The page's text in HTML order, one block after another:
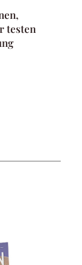
testen